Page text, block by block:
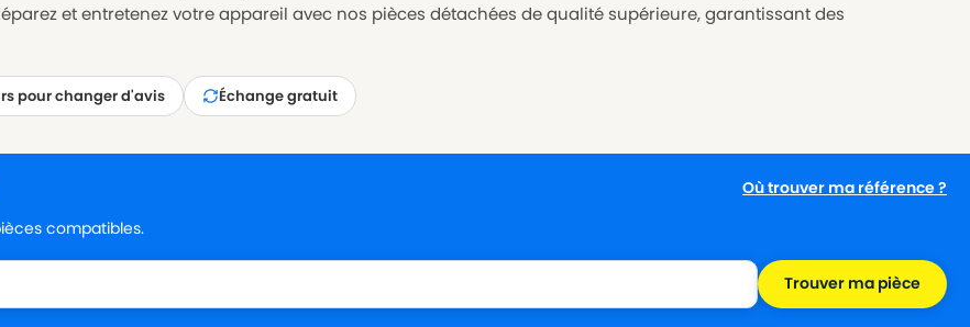
et entretenez votre appareil avec nos pièces détachées de qualité supérieure, garantissant des
pour changer d'avis Échange gratuit
Où trouver ma référence ?
compatibles.
Trouver ma pièce